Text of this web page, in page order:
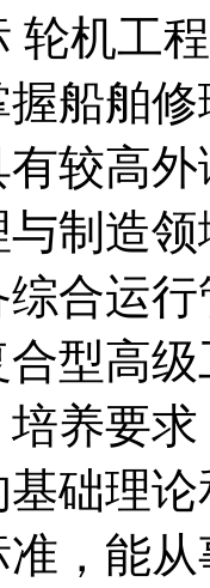
轮机工
船舶
较高
制造
合运
型高
养要
础理
，能